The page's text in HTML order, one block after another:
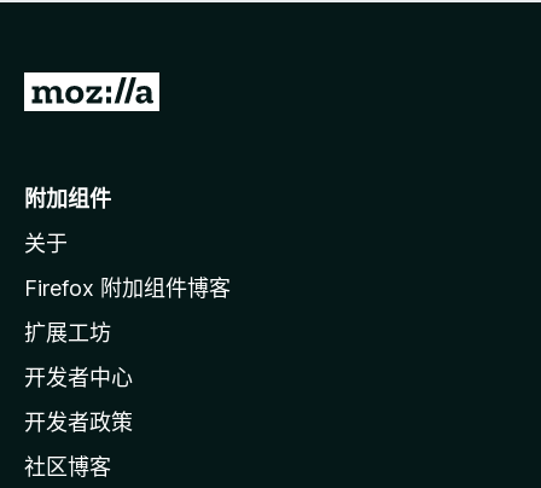
无
转
o
i
l
a
主
页
附加组件
关于
Firefox 附加组件博客
扩展工坊
开发者中心
开发者政策
社区博客